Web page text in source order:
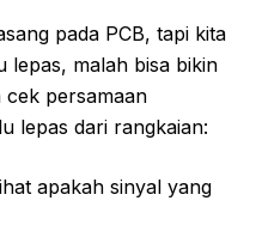
pada PCB, tapi kita
lepas, malah bisa bikin
persamaan
lepas dari rangkaian:
apakah sinyal yang